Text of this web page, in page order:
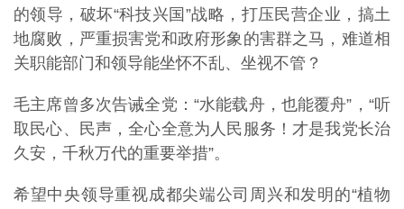
的领导，破坏“科技兴国”战略，打压民营企业，搞土
地腐败，严重损害党和政府形象的害群之马，难道相
关职能部门和领导能坐怀不乱、坐视不管？
毛主席曾多次告诫全党：“水能载舟，也能覆舟”，“听
取民心、民声，全心全意为人民服务！才是我党长治
久安，千秋万代的重要举措”。
希望中央领导重视成都尖端公司周兴和发明的“植物